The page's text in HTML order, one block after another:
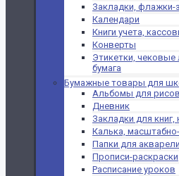
Закладки, флажки-
Календари
Книги учета,
Конверты
Этикетки,
бумага
Бумажные товары для
Альбомы для
Дневник
Закладки для книг,
Калька,
Папки для
Прописи-раскраски
Расписание уроков